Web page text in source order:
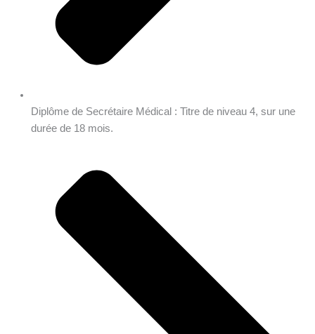
Diplôme de Secrétaire Médical : Titre de niveau 4, sur une
durée de 18 mois.